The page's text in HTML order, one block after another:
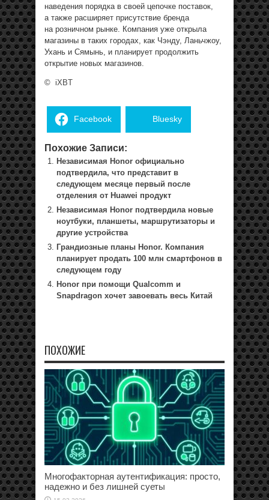
наведения порядка в своей цепочке поставок,
а также расширяет присутствие бренда
на розничном рынке. Компания уже открыла
магазины в таких городах, как Чэнду, Ланьчжоу,
Ухань и Сямынь, и планирует продолжить
открытие новых магазинов.
© iXBT
Facebook Bluesky
Похожие Записи:
Независимая Honor официально
подтвердила, что представит в
следующем месяце первый после
отделения от Huawei продукт
Независимая Honor подтвердила новые
ноутбуки, планшеты, маршрутизаторы и
другие устройства
Грандиозные планы Honor. Компания
планирует продать 100 млн смартфонов в
следующем году
Honor при помощи Qualcomm и
Snapdragon хочет завоевать весь Китай
ПОХОЖИЕ
Многофакторная аутентификация: просто,
надежно и без лишней суеты